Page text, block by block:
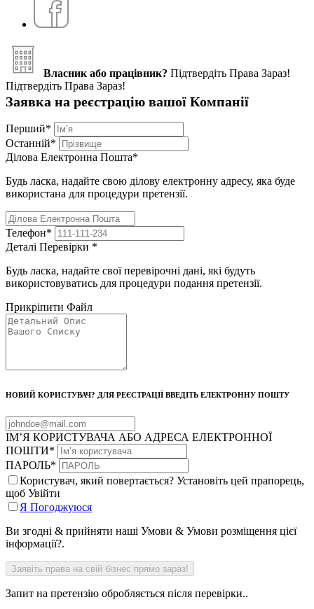
Власник або працівник? Підтвердіть Права Зараз!
Підтвердіть Права Зараз!
Заявка на реєстрацію вашої Компанії
Перший*
Останній*
Ділова Електронна Пошта*
Будь ласка, надайте свою ділову електронну адресу, яка буде
використана для процедури претензії.
Телефон*
Деталі Перевірки *
Будь ласка, надайте свої перевірочні дані, які будуть
використовуватись для процедури подання претензії.
Прикріпити Файл
НОВИЙ КОРИСТУВАЧ? ДЛЯ РЕЄСТРАЦІЇ ВВЕДІТЬ ЕЛЕКТРОННУ ПОШТУ
ІМ’Я КОРИСТУВАЧА АБО АДРЕСА ЕЛЕКТРОННОЇ
ПОШТИ*
ПАРОЛЬ*
Користувач, який повертається? Установіть цей прапорець,
щоб Увійти
Я Погоджуюся
Ви згодні & прийняти наші Умови & Умови розміщення цієї
інформації?.
Запит на претензію обробляється після перевірки..